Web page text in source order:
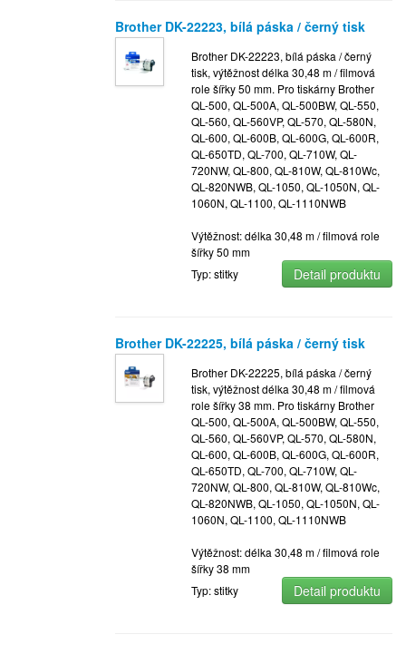
Brother DK-22223, bílá páska / černý tisk
Brother DK-22223, bílá páska / černý
tisk, výtěžnost délka 30,48 m / filmová
role šířky 50 mm. Pro tiskárny Brother
QL-500, QL-500A, QL-500BW, QL-550,
QL-560, QL-560VP, QL-570, QL-580N,
QL-600, QL-600B, QL-600G, QL-600R,
QL-650TD, QL-700, QL-710W, QL-
720NW, QL-800, QL-810W, QL-810Wc,
QL-820NWB, QL-1050, QL-1050N, QL-
1060N, QL-1100, QL-1110NWB
Výtěžnost: délka 30,48 m / filmová role
šířky 50 mm
Typ: stitky
Detail produktu
Brother DK-22225, bílá páska / černý tisk
Brother DK-22225, bílá páska / černý
tisk, výtěžnost délka 30,48 m / filmová
role šířky 38 mm. Pro tiskárny Brother
QL-500, QL-500A, QL-500BW, QL-550,
QL-560, QL-560VP, QL-570, QL-580N,
QL-600, QL-600B, QL-600G, QL-600R,
QL-650TD, QL-700, QL-710W, QL-
720NW, QL-800, QL-810W, QL-810Wc,
QL-820NWB, QL-1050, QL-1050N, QL-
1060N, QL-1100, QL-1110NWB
Výtěžnost: délka 30,48 m / filmová role
šířky 38 mm
Typ: stitky
Detail produktu